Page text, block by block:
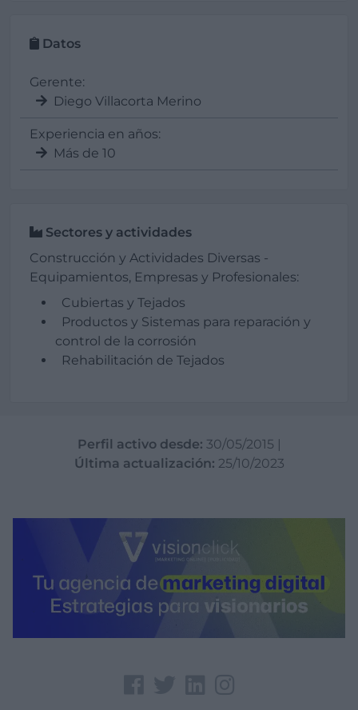
Datos
Gerente:
Diego Villacorta Merino
Experiencia en años:
Más de 10
Sectores y actividades
Construcción y Actividades Diversas -
Equipamientos, Empresas y Profesionales:
Cubiertas y Tejados
Productos y Sistemas para reparación y
control de la corrosión
Rehabilitación de Tejados
Perfil activo desde: 30/05/2015
Última actualización: 25/10/2023